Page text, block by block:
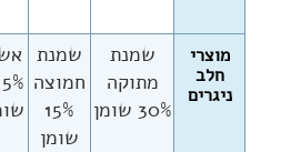
מוצרי
חלב
ניגרים
שמנת
מתוקה
30% שומן
שמנת
חמוצה
15%
שומן